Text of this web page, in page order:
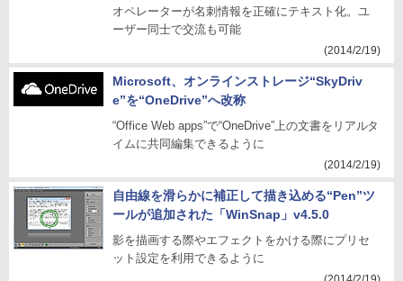
オペレーターが名刺情報を正確にテキスト化。ユ
ーザー同士で交流も可能
(2014/2/19)
Microsoft、オンラインストレージ“SkyDriv
e”を“OneDrive”へ改称
“Office Web apps”で“OneDrive”上の文書をリアルタ
イムに共同編集できるように
(2014/2/19)
自由線を滑らかに補正して描き込める“Pen”ツ
ールが追加された「WinSnap」v4.5.0
影を描画する際やエフェクトをかける際にプリセ
ット設定を利用できるように